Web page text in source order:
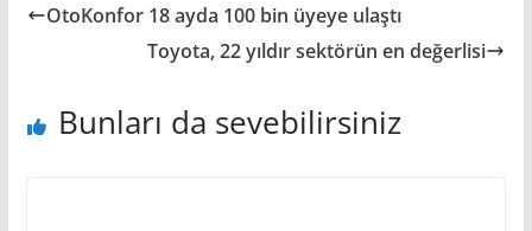
OtoKonfor 18 ayda 100 bin üyeye ulaştı
Toyota, 22 yıldır sektörün en değerlisi
Bunları da sevebilirsiniz